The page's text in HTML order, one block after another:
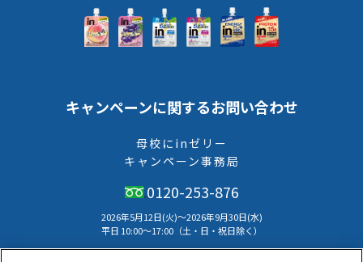
キャンペーンに関するお問い合わせ
母校にinゼリー
キャンペーン事務局
0120-253-876
2026年5月12日(火)～2026年9月30日(水)
平⽇ 10:00〜17:00（⼟・⽇・祝⽇除く）